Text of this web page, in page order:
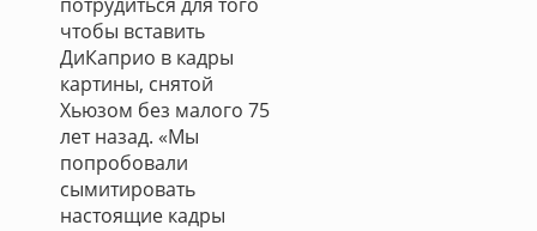
чтобы вставить
ДиКаприо в кадры
картины, снятой
Хьюзом без малого 75
лет назад. «Мы
попробовали
сымитировать
настоящие кадры